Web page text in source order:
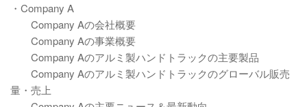
・Company A
Company Aの会社概要
Company Aの事業概要
Company Aのアルミ製ハンドトラックの主要製品
Company Aのアルミ製ハンドトラックのグローバル販売
量・売上